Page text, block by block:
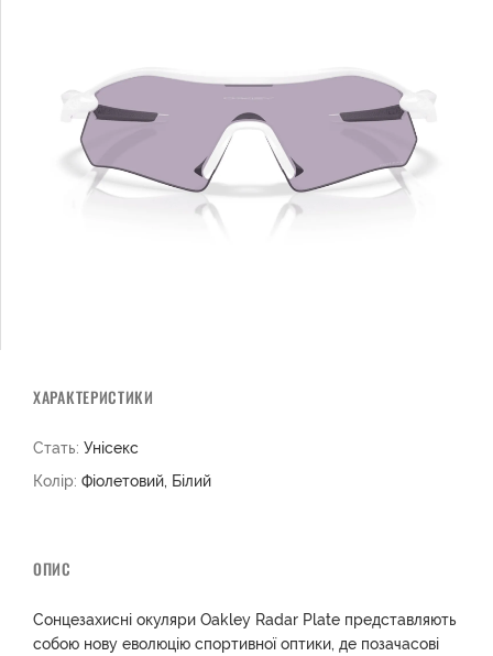
ХАРАКТЕРИСТИКИ
Стать: Унісекс
Колір: Фіолетовий, Білий
ОПИС
Сонцезахисні окуляри Oakley Radar Plate представляють
собою нову еволюцію спортивної оптики, де позачасові